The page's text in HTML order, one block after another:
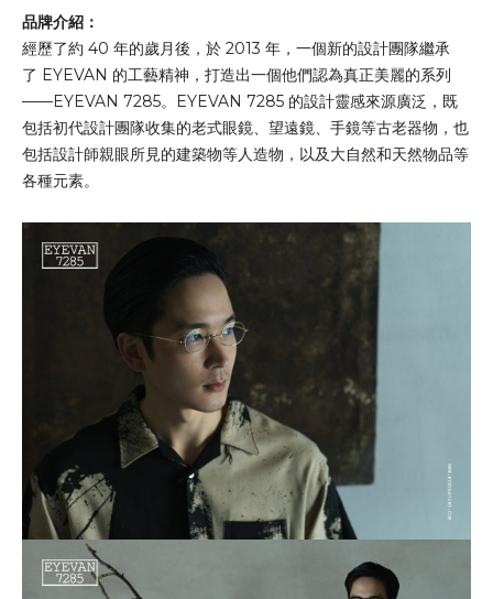
品牌介紹：
經歷了約 40 年的歲月後，於 2013 年，一個新的設計團隊繼承
了 EYEVAN 的工藝精神，打造出一個他們認為真正美麗的系列
——EYEVAN 7285。EYEVAN 7285 的設計靈感來源廣泛，既
包括初代設計團隊收集的老式眼鏡、望遠鏡、手鏡等古老器物，也
包括設計師親眼所見的建築物等人造物，以及大自然和天然物品等
各種元素。